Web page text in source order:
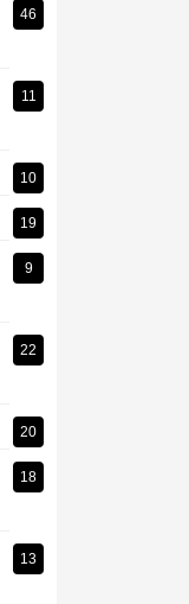
46
11
10
19
9
22
20
18
13